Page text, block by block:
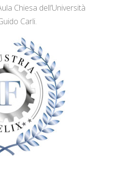
Chiesa dell’Università
Carli.